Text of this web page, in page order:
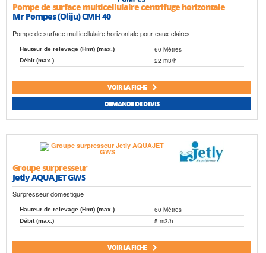
Pompe de surface multicellulaire centrifuge horizontale
Mr Pompes (Oliju) CMH 40
Pompe de surface multicellulaire horizontale pour eaux claires
Hauteur de relevage (Hmt) (max.) 60 Mètres
Débit (max.) 22 m3/h
VOIR LA FICHE
DEMANDE DE DEVIS
Groupe surpresseur
Jetly AQUAJET GWS
Surpresseur domestique
Hauteur de relevage (Hmt) (max.) 60 Mètres
Débit (max.) 5 m3/h
VOIR LA FICHE